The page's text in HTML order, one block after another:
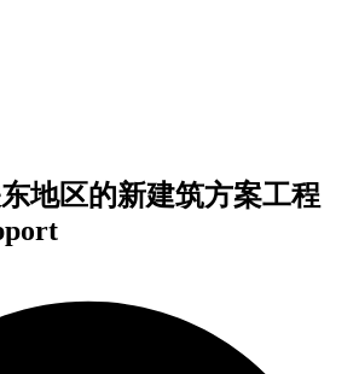
地区的新建筑方案工程